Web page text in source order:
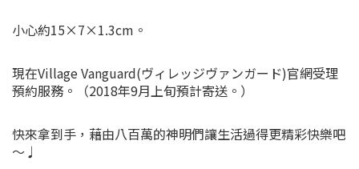
小心約15×7×1.3cm。
現在Village Vanguard(ヴィレッジヴァンガード)官網受理
預約服務。（2018年9月上旬預計寄送。）
快來拿到手，藉由八百萬的神明們讓生活過得更精彩快樂吧
～♩